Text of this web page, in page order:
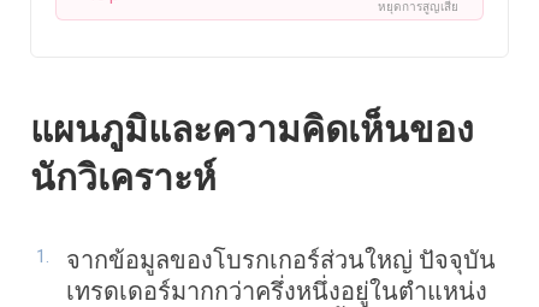
หยุดการสูญเสีย
แผนภูมิและความคิดเห็นของ
นักวิเคราะห์
จากข้อมูลของโบรกเกอร์ส่วนใหญ่ ปัจจุบัน
เทรดเดอร์มากกว่าครึ่งหนึ่งอยู่ในตำแหน่ง